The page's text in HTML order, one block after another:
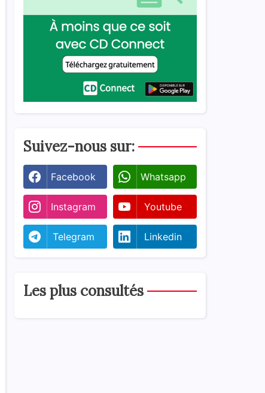
Suivez-nous sur:
Facebook Whatsapp
Instagram Youtube
Telegram Linkedin
Les plus consultés